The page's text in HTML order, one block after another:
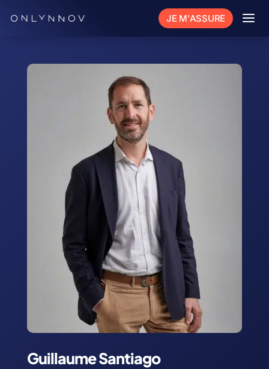
JE M'ASSURE a
Guillaume Santiago